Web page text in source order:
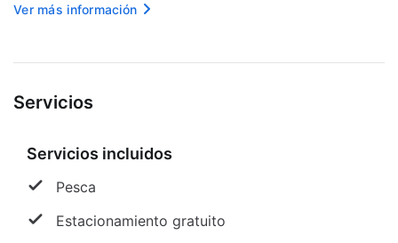
tiene un horario limitado. Te ...
Ver más información
Servicios
Servicios incluidos
Pesca
Estacionamiento gratuito